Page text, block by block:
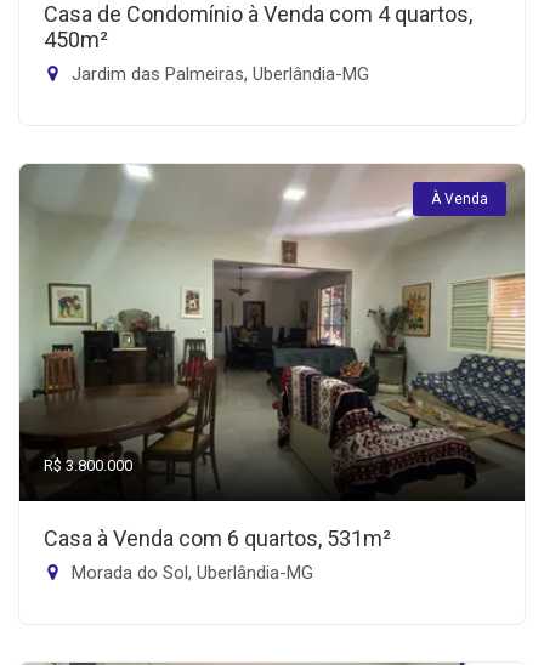
Casa de Condomínio à Venda com 4 quartos,
450m²
Jardim das Palmeiras, Uberlândia-MG
À Venda
R$ 3.800.000
Casa à Venda com 6 quartos, 531m²
Morada do Sol, Uberlândia-MG